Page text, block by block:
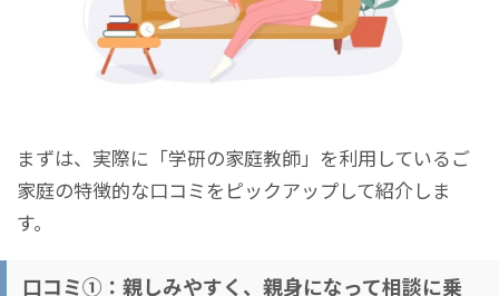
まずは、 実際に「学研の家庭教師」を利用しているご
家庭の特徴的な口コミをピックアップして紹介しま
す。
口コミ①：親しみやすく、親身になって相談に乗